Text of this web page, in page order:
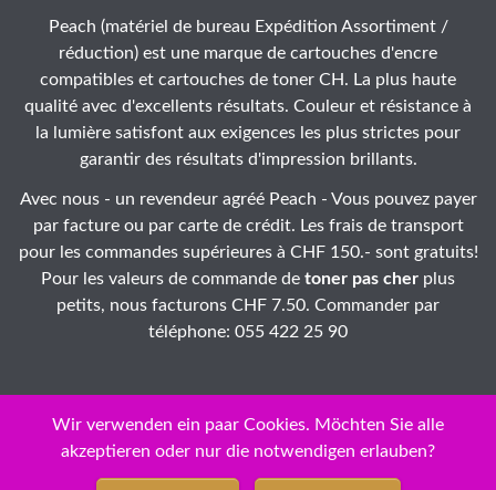
Peach (matériel de bureau Expédition Assortiment /
réduction) est une marque de cartouches d'encre
compatibles et cartouches de toner CH. La plus haute
qualité avec d'excellents résultats. Couleur et résistance à
la lumière satisfont aux exigences les plus strictes pour
garantir des résultats d'impression brillants.
Avec nous - un revendeur agréé Peach - Vous pouvez payer
par facture ou par carte de crédit. Les frais de transport
pour les commandes supérieures à CHF 150.- sont gratuits!
Pour les valeurs de commande de toner pas cher plus
petits, nous facturons CHF 7.50. Commander par
téléphone: 055 422 25 90
ID: 43-ei3te7-09
Wir verwenden ein paar Cookies. Möchten Sie alle
akzeptieren oder nur die notwendigen erlauben?